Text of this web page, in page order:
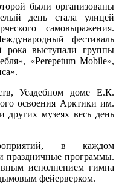
были организованы
день стала улицей
самовыражения.
фестиваль
рока выступали группы
«Perepetum Mobile»,
Усадебном доме Е.К.
освоения Арктики им.
музеях весь день
в каждом
праздничные программы.
исполнением гимна
фейерверком.